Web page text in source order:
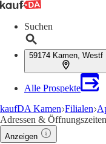
Suchen
59174 Kamen, Westf
Alle Prospekte
kaufDA Kamen Filialen
Adressen & Öffnungszeiten
Anzeigen